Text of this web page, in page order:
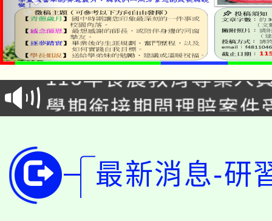
淨零綠生活教案入校路
會
115年食農教育專業人
程
學期銜接期間理賠案件
版
公告本校115學年度第
代理(課)教師甄選結果(
「2026金融保險知識
最新消息-研